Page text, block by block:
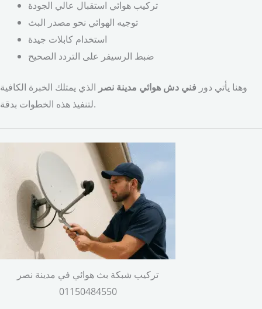
تركيب هوائي استقبال عالي الجودة
توجيه الهوائي نحو مصدر البث
استخدام كابلات جيدة
ضبط الرسيفر على التردد الصحيح
وهنا يأتي دور فني دش هوائي مدينة نصر الذي يمتلك الخبرة الكافية
لتنفيذ هذه الخطوات بدقة.
تركيب شبكة بث هوائي في مدينة نصر
01150484550